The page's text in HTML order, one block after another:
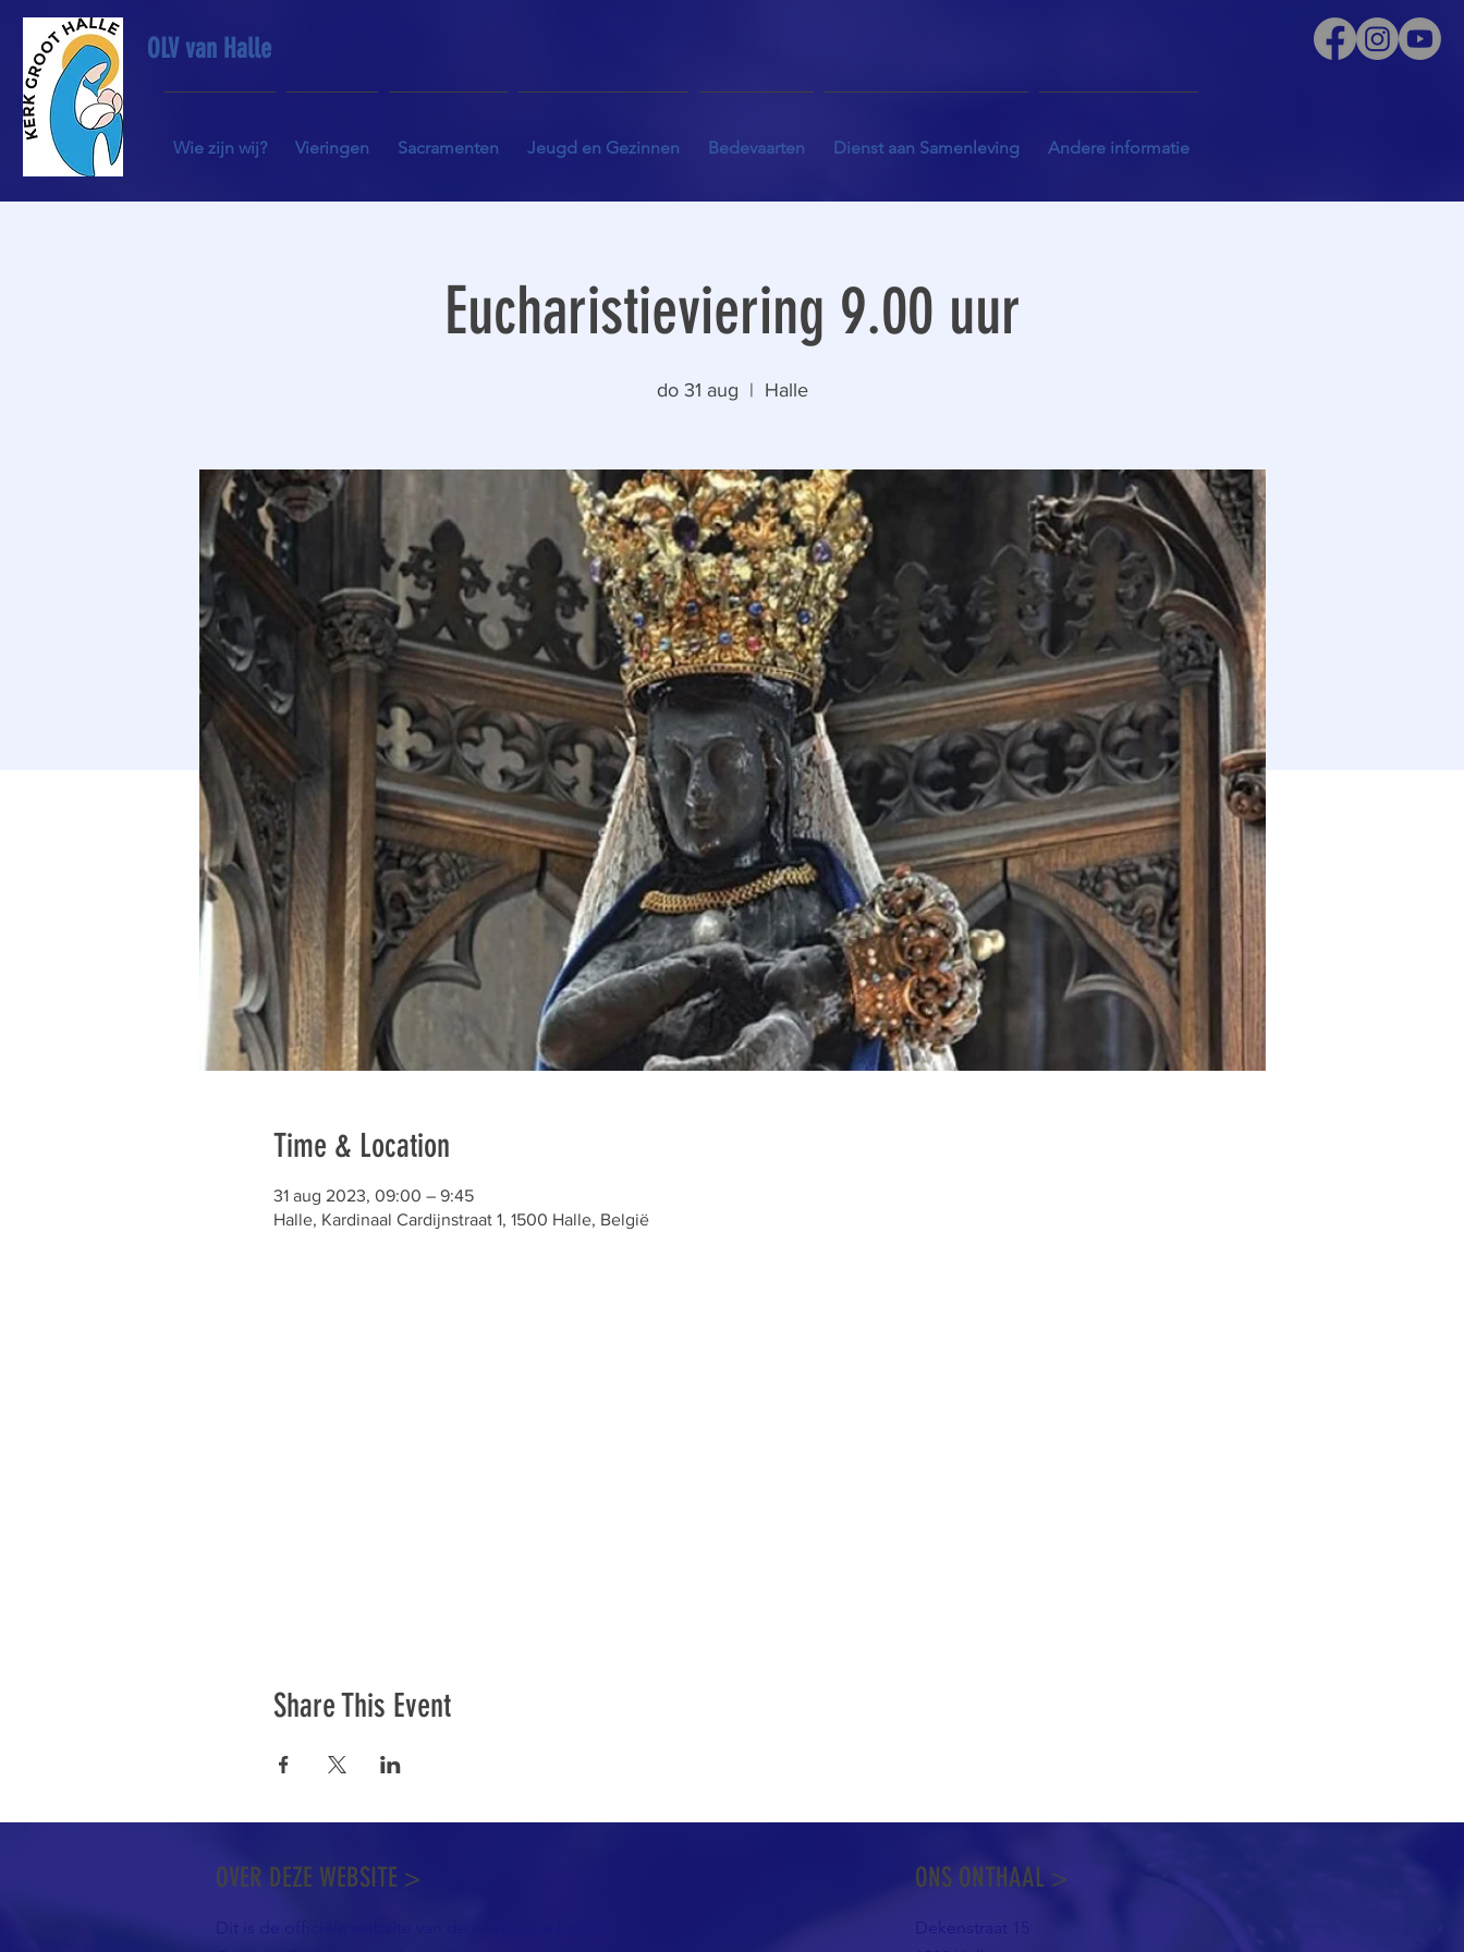
OLV van Halle
Wie zijn wij? Vieringen Sacramenten Jeugd en Gezinnen Bedevaarten Dienst aan Samenleving Andere informatie
Eucharistieviering 9.00 uur
do 31 aug
  |
Halle
Time & Location
31 aug 2023, 09:00 – 9:45
Halle, Kardinaal Cardijnstraat 1, 1500 Halle, België
Share This Event
OVER DEZE WEBSITE > ONS ONTHAAL >